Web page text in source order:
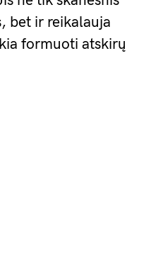
bet ir reikalauja
formuoti atskirų